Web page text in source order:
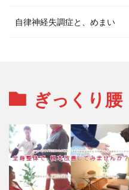
自律神経失調症と、めまい
ぎっくり腰